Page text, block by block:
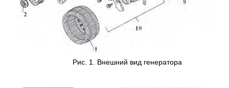
Рис. 1. Внешний вид генератора